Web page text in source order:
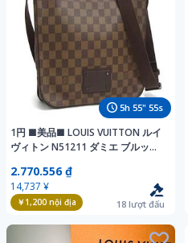
5h 55" 54s
1円 ■美品■ LOUIS VUITTON ルイ
ヴィトン N51211 ダミエ ブルック
け ブラウン系 HB3279
2.770.556 ₫
14,737 ¥
￥1,200nội địa 18 lượt đấu